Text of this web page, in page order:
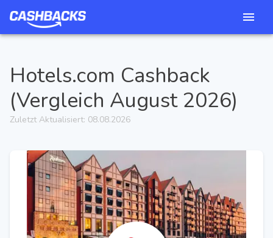
Hotels.com Cashback
(Vergleich August 2026)
Zuletzt Aktualisiert: 08.08.2026